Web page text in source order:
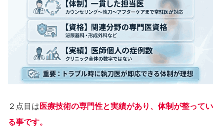
２点目は 医療技術の専門性と実績があり、体制が整ってい
る事です。